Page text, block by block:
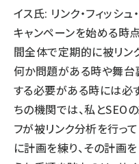
イス氏: リンク・フィッシ
キャンペーンを始める時
間全体で定期的に被リン
何か問題がある時や舞
する必要がある時には必
ちの機関では、私とSEO
フが被リンク分析を行っ
に計画を練り、その計画